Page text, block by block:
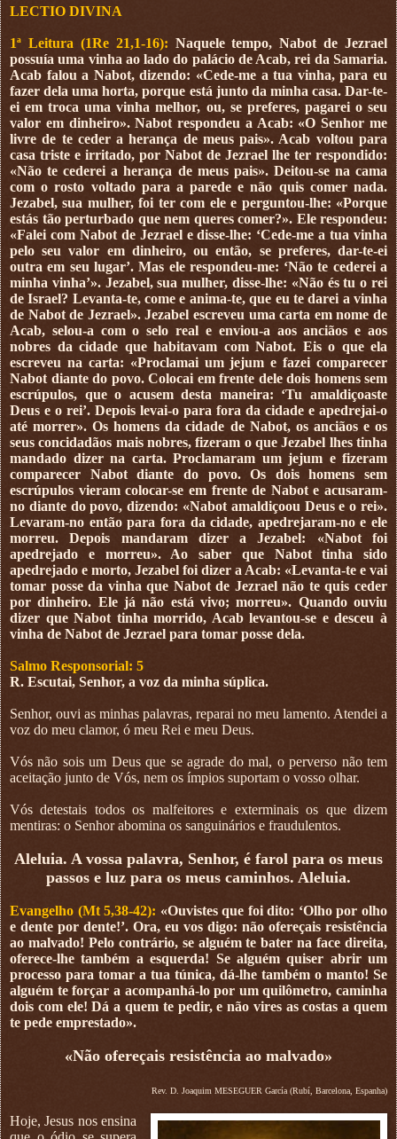
LECTIO DIVINA
1ª Leitura (1Re 21,1-16): Naquele tempo, Nabot de Jezrael
possuía uma vinha ao lado do palácio de Acab, rei da Samaria.
Acab falou a Nabot, dizendo: «Cede-me a tua vinha, para eu
fazer dela uma horta, porque está junto da minha casa. Dar-te-
ei em troca uma vinha melhor, ou, se preferes, pagarei o seu
valor em dinheiro». Nabot respondeu a Acab: «O Senhor me
livre de te ceder a herança de meus pais». Acab voltou para
casa triste e irritado, por Nabot de Jezrael lhe ter respondido:
«Não te cederei a herança de meus pais». Deitou-se na cama
com o rosto voltado para a parede e não quis comer nada.
Jezabel, sua mulher, foi ter com ele e perguntou-lhe: «Porque
estás tão perturbado que nem queres comer?». Ele respondeu:
«Falei com Nabot de Jezrael e disse-lhe: ‘Cede-me a tua vinha
pelo seu valor em dinheiro, ou então, se preferes, dar-te-ei
outra em seu lugar’. Mas ele respondeu-me: ‘Não te cederei a
minha vinha’». Jezabel, sua mulher, disse-lhe: «Não és tu o rei
de Israel? Levanta-te, come e anima-te, que eu te darei a vinha
de Nabot de Jezrael». Jezabel escreveu uma carta em nome de
Acab, selou-a com o selo real e enviou-a aos anciãos e aos
nobres da cidade que habitavam com Nabot. Eis o que ela
escreveu na carta: «Proclamai um jejum e fazei comparecer
Nabot diante do povo. Colocai em frente dele dois homens sem
escrúpulos, que o acusem desta maneira: ‘Tu amaldiçoaste
Deus e o rei’. Depois levai-o para fora da cidade e apedrejai-o
até morrer». Os homens da cidade de Nabot, os anciãos e os
seus concidadãos mais nobres, fizeram o que Jezabel lhes tinha
mandado dizer na carta. Proclamaram um jejum e fizeram
comparecer Nabot diante do povo. Os dois homens sem
escrúpulos vieram colocar-se em frente de Nabot e acusaram-
no diante do povo, dizendo: «Nabot amaldiçoou Deus e o rei».
Levaram-no então para fora da cidade, apedrejaram-no e ele
morreu. Depois mandaram dizer a Jezabel: «Nabot foi
apedrejado e morreu». Ao saber que Nabot tinha sido
apedrejado e morto, Jezabel foi dizer a Acab: «Levanta-te e vai
tomar posse da vinha que Nabot de Jezrael não te quis ceder
por dinheiro. Ele já não está vivo; morreu». Quando ouviu
dizer que Nabot tinha morrido, Acab levantou-se e desceu à
vinha de Nabot de Jezrael para tomar posse dela.
Salmo Responsorial: 5
R. Escutai, Senhor, a voz da minha súplica.
Senhor, ouvi as minhas palavras, reparai no meu lamento. Atendei a
voz do meu clamor, ó meu Rei e meu Deus.
Vós não sois um Deus que se agrade do mal, o perverso não tem
aceitação junto de Vós, nem os ímpios suportam o vosso olhar.
Vós detestais todos os malfeitores e exterminais os que dizem
mentiras: o Senhor abomina os sanguinários e fraudulentos.
Aleluia. A vossa palavra, Senhor, é farol para os meus
passos e luz para os meus caminhos. Aleluia.
Evangelho (Mt 5,38-42): «Ouvistes que foi dito: ‘Olho por olho
e dente por dente!’. Ora, eu vos digo: não ofereçais resistência
ao malvado! Pelo contrário, se alguém te bater na face direita,
oferece-lhe também a esquerda! Se alguém quiser abrir um
processo para tomar a tua túnica, dá-lhe também o manto! Se
alguém te forçar a acompanhá-lo por um quilômetro, caminha
dois com ele! Dá a quem te pedir, e não vires as costas a quem
te pede emprestado».
«Não ofereçais resistência ao malvado»
Rev. D. Joaquim MESEGUER García (Rubí, Barcelona, Espanha)
Hoje, Jesus nos ensina